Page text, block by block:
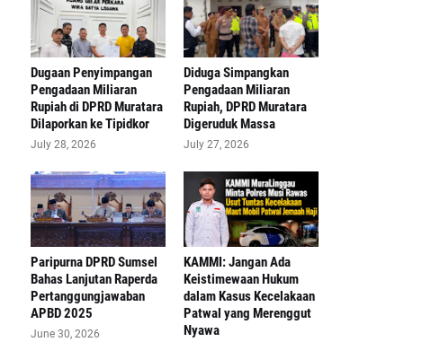
‎Dugaan Penyimpangan
Pengadaan Miliaran
Rupiah di DPRD Muratara
Dilaporkan ke Tipidkor
July 28, 2026
Diduga Simpangkan
Pengadaan Miliaran
Rupiah, DPRD Muratara
Digeruduk Massa
July 27, 2026
Paripurna DPRD Sumsel
Bahas Lanjutan Raperda
Pertanggungjawaban
APBD 2025
June 30, 2026
‎KAMMI: Jangan Ada
Keistimewaan Hukum
dalam Kasus Kecelakaan
Patwal yang Merenggut
Nyawa